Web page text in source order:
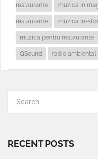
restaurante muzica in
restaurante muzica in-
muzica pentru restaurante
QSound radio ambiental
RECENT POSTS